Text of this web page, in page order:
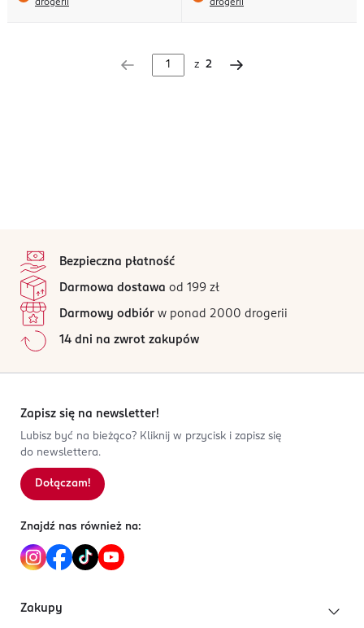
drogerii drogerii
z 2
Bezpieczna płatność
Darmowa dostawa od 199 zł
Darmowy odbiór w ponad 2000 drogerii
14 dni na zwrot zakupów
Zapisz się na newsletter!
Lubisz być na bieżąco? Kliknij w przycisk i zapisz się
do newslettera.
Dołączam!
Znajdź nas również na:
Zakupy